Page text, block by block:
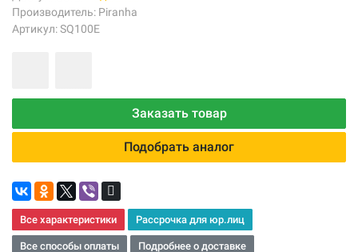
Производитель: Piranha
Артикул: SQ100E
Заказать товар
Подобрать аналог
Все характеристики Рассрочка для юр.лиц
Все способы оплаты Подробнее о доставке